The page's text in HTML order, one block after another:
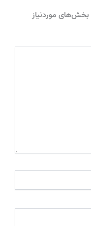
بخش‌های موردنیاز